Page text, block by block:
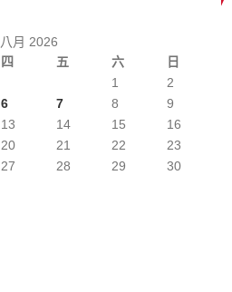
八月 2026
四 五 六 日
1
2
6 7 8
9
13 14 15
16
20 21 22
23
27 28 29
30